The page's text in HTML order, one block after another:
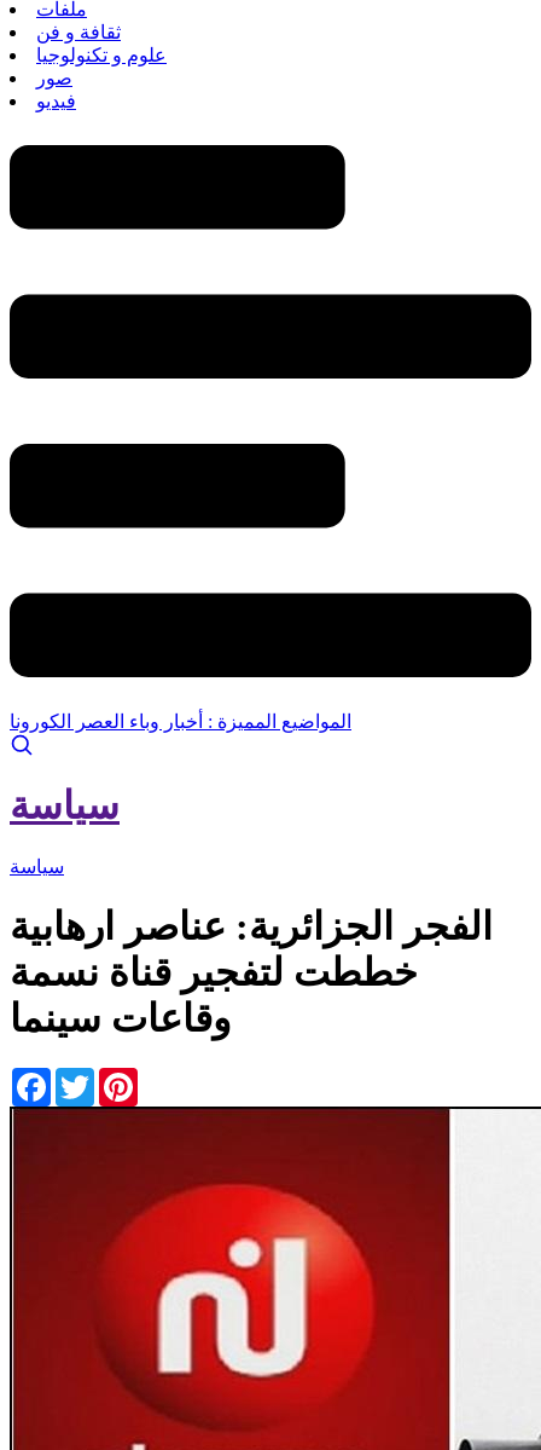
ملفات
ثقافة و فن
علوم و تكنولوجيا
صور
فيديو
المواضيع المميزة : أخبار وباء العصر الكورونا
سياسة
سياسة
الفجر الجزائرية: عناصر ارهابية
خططت لتفجير قناة نسمة
وقاعات سينما
Facebook
Twitter